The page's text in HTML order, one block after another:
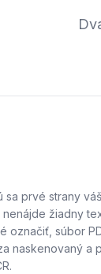
sa prvé strany
nenájde žiadny
označiť, súbor
naskenovaný a